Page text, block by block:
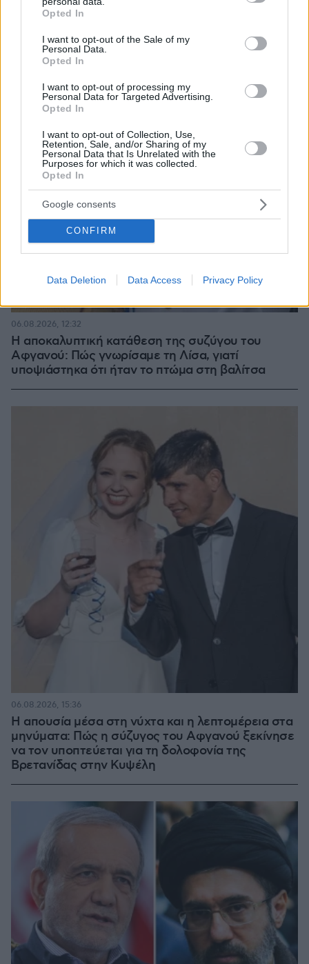
grant or deny consent to Google and its third-party tags to
use your data for below specified purposes in below Google
consent section.
Opted In
I want to opt-out of the Sale of my
Personal Data.
Opted In
I want to opt-out of processing my
Personal Data for Targeted Advertising.
Opted In
I want to opt-out of Collection, Use,
Retention, Sale, and/or Sharing of my
Personal Data that Is Unrelated with the
Purposes for which it was collected.
Opted In
Google consents
CONFIRM
Data Deletion Data Access Privacy Policy
ΤΑ ΠΙΟ ΔΗΜΟΦΙΛΗ
Η αποκαλυπτική κατάθεση της συζύγου του
Αφγανού: Πώς γνωρίσαμε τη Λίσα, γιατί
υποψιάστηκα ότι ήταν το πτώμα στη βαλίτσα
06.08.2026, 12:32
Η απουσία μέσα στη νύχτα και η λεπτομέρεια στα
μηνύματα: Πώς η σύζυγος του Αφγανού ξεκίνησε
να τον υποπτεύεται για τη δολοφονία της
Βρετανίδας στην Κυψέλη
06.08.2026, 15:36